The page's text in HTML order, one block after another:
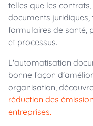
telles que les
documents
formulaires de santé,
et processus.
L'automatisation
bonne façon
organisation,
réduction des
entreprises.